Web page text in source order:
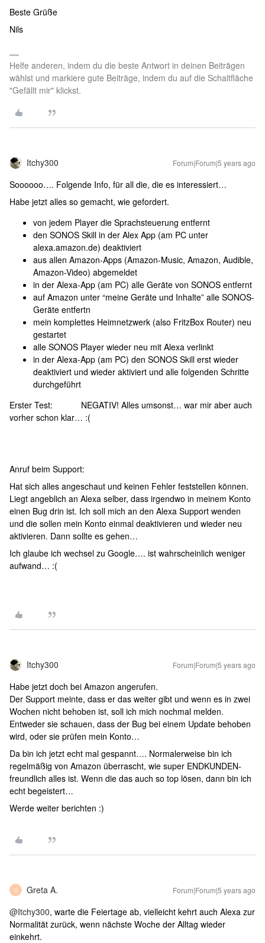
Beste Grüße
Nils
Helfe anderen, indem du die beste Antwort in deinen Beiträgen
wählst und markiere gute Beiträge, indem du auf die Schaltfläche
"Gefällt mir" klickst.
Itchy300 Forum|Forum|5 years ago
Soooooo…. Folgende Info, für all die, die es interessiert…
Habe jetzt alles so gemacht, wie gefordert.
von jedem Player die Sprachsteuerung entfernt
den SONOS Skill in der Alex App (am PC unter
alexa.amazon.de) deaktiviert
aus allen Amazon-Apps (Amazon-Music, Amazon, Audible,
Amazon-Video) abgemeldet
in der Alexa-App (am PC) alle Geräte von SONOS entfernt
auf Amazon unter “meine Geräte und Inhalte” alle SONOS-
Geräte entfertn
mein komplettes Heimnetzwerk (also FritzBox Router) neu
gestartet
alle SONOS Player wieder neu mit Alexa verlinkt
in der Alexa-App (am PC) den SONOS Skill erst wieder
deaktiviert und wieder aktiviert und alle folgenden Schritte
durchgeführt
Erster Test: NEGATIV! Alles umsonst… war mir aber auch
vorher schon klar… :(
Anruf beim Support:
Hat sich alles angeschaut und keinen Fehler feststellen können.
Liegt angeblich an Alexa selber, dass irgendwo in meinem Konto
einen Bug drin ist. Ich soll mich an den Alexa Support wenden
und die sollen mein Konto einmal deaktivieren und wieder neu
aktivieren. Dann sollte es gehen…
Ich glaube ich wechsel zu Google…. ist wahrscheinlich weniger
aufwand… :(
Itchy300 Forum|Forum|5 years ago
Habe jetzt doch bei Amazon angerufen.
Der Support meinte, dass er das weiter gibt und wenn es in zwei
Wochen nicht behoben ist, soll ich mich nochmal melden.
Entweder sie schauen, dass der Bug bei einem Update behoben
wird, oder sie prüfen mein Konto…
Da bin ich jetzt echt mal gespannt…. Normalerweise bin ich
regelmäßig von Amazon überrascht, wie super ENDKUNDEN-
freundlich alles ist. Wenn die das auch so top lösen, dann bin ich
echt begeistert…
Werde weiter berichten :)
G Greta A. Forum|Forum|5 years ago
@Itchy300, warte die Feiertage ab, vielleicht kehrt auch Alexa zur
Normalität zurück, wenn nächste Woche der Alltag wieder
einkehrt.